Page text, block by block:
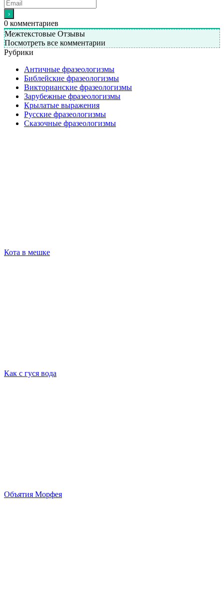
0 комментариев
Межтекстовые Отзывы
Посмотреть все комментарии
Рубрики
Античные фразеологизмы
Библейские фразеологизмы
Викторианские фразеологизмы
Зарубежные фразеологизмы
Крылатые выражения
Русские фразеологизмы
Сказочные фразеологизмы
Кота в мешке
Как с гуся вода
Объятия Морфея